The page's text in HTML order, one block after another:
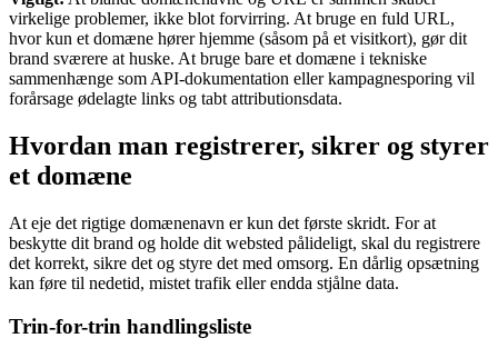
virkelige problemer, ikke blot forvirring. At bruge en fuld URL,
hvor kun et domæne hører hjemme (såsom på et visitkort), gør dit
brand sværere at huske. At bruge bare et domæne i tekniske
sammenhænge som API-dokumentation eller kampagnesporing vil
forårsage ødelagte links og tabt attributionsdata.
Hvordan man registrerer, sikrer og styrer
et domæne
At eje det rigtige domænenavn er kun det første skridt. For at
beskytte dit brand og holde dit websted pålideligt, skal du registrere
det korrekt, sikre det og styre det med omsorg. En dårlig opsætning
kan føre til nedetid, mistet trafik eller endda stjålne data.
Trin-for-trin handlingsliste